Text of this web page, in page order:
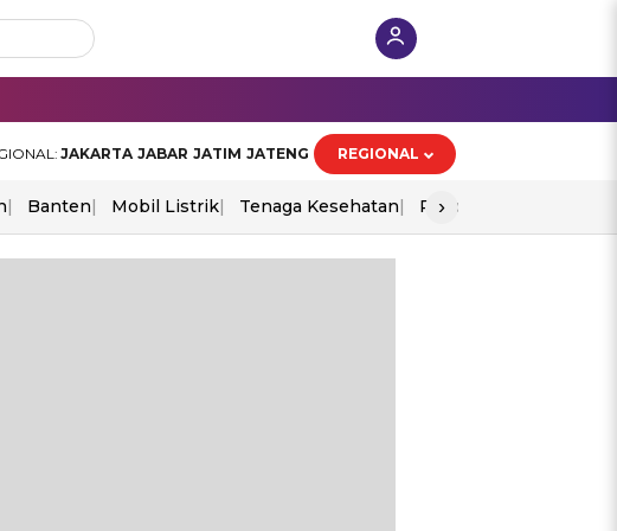
JAKARTA JABAR JATIM JATENG REGIONAL
Banten Mobil Listrik Tenaga Kesehatan Piala Aff 2026
›